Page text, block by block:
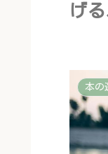
げ
本の